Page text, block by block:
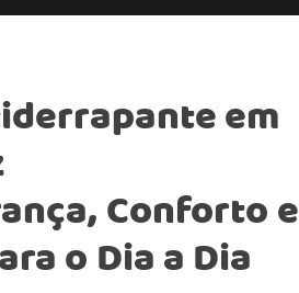
em
Conforto e
o Dia a Dia